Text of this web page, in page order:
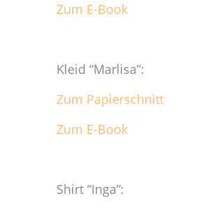
Zum E-Book
Kleid “Marlisa”:
Zum Papierschnitt
Zum E-Book
Shirt “Inga”: